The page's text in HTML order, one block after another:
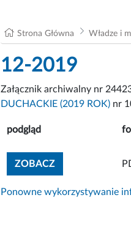
Strona Główna Władze i
12-2019
Załącznik archiwalny nr
DUCHACKIE (2019 ROK) nr
podgląd
ZOBACZZOBACZ
Ponowne wykorzystywanie